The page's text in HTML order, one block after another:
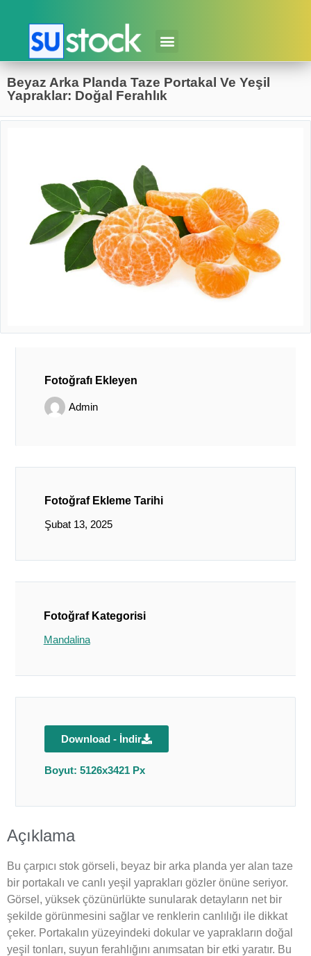
Beyaz Arka Planda Taze Portakal Ve Yeşil
Yapraklar: Doğal Ferahlık
Fotoğrafı Ekleyen
Admin
Fotoğraf Ekleme Tarihi
Şubat 13, 2025
Fotoğraf Kategorisi
Mandalina
Download - İndir
Boyut: 5126x3421 Px
Açıklama
Bu çarpıcı stok görseli, beyaz bir arka planda yer alan taze
bir portakalı ve canlı yeşil yaprakları gözler önüne seriyor.
Görsel, yüksek çözünürlükte sunularak detayların net bir
şekilde görünmesini sağlar ve renklerin canlılığı ile dikkat
çeker. Portakalın yüzeyindeki dokular ve yaprakların doğal
yeşil tonları, suyun ferahlığını anımsatan bir etki yaratır. Bu